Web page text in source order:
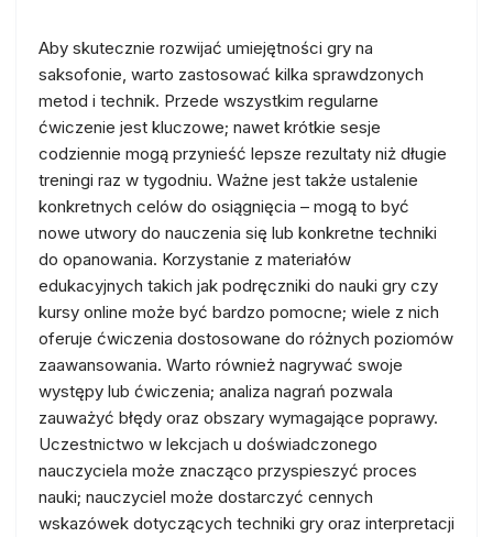
Aby skutecznie rozwijać umiejętności gry na
saksofonie, warto zastosować kilka sprawdzonych
metod i technik. Przede wszystkim regularne
ćwiczenie jest kluczowe; nawet krótkie sesje
codziennie mogą przynieść lepsze rezultaty niż długie
treningi raz w tygodniu. Ważne jest także ustalenie
konkretnych celów do osiągnięcia – mogą to być
nowe utwory do nauczenia się lub konkretne techniki
do opanowania. Korzystanie z materiałów
edukacyjnych takich jak podręczniki do nauki gry czy
kursy online może być bardzo pomocne; wiele z nich
oferuje ćwiczenia dostosowane do różnych poziomów
zaawansowania. Warto również nagrywać swoje
występy lub ćwiczenia; analiza nagrań pozwala
zauważyć błędy oraz obszary wymagające poprawy.
Uczestnictwo w lekcjach u doświadczonego
nauczyciela może znacząco przyspieszyć proces
nauki; nauczyciel może dostarczyć cennych
wskazówek dotyczących techniki gry oraz interpretacji